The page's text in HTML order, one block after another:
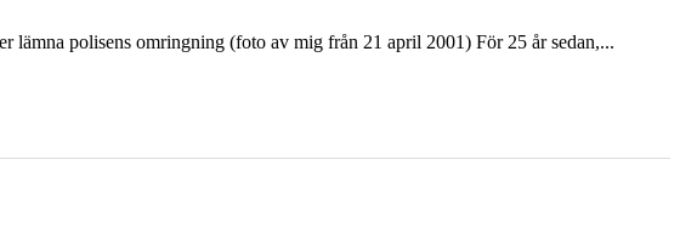
polisens omringning (foto av mig från 21 april 2001) För 25 år sedan,...